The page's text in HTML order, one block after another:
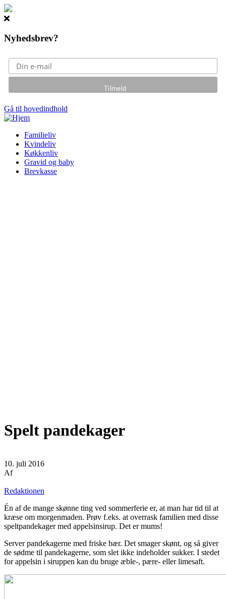
Nyhedsbrev?
Gå til hovedindhold
Familieliv
Kvindeliv
Køkkenliv
Gravid og baby
Brevkasse
Spelt pandekager
10. juli 2016
Af
Redaktionen
Én af de mange skønne ting ved sommerferie er, at man har tid til at
kræse om morgenmaden. Prøv f.eks. at overrask familien med disse
speltpandekager med appelsinsirup. Det er mums!
Server pandekagerne med friske bær. Det smager skønt, og så giver
de sødme til pandekagerne, som slet ikke indeholder sukker. I stedet
for appelsin i siruppen kan du bruge æble-, pære- eller limesaft.